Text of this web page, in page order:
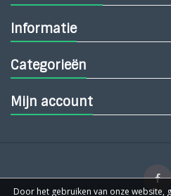
Informatie
Categorieën
Mijn account
Door het gebruiken van onze website,